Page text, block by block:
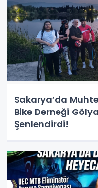
Sakarya’da
Bike Derneği
Şenlendirdi!